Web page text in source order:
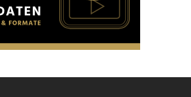
für soziale Medien anbieten
auf unsere Website zu
geben wir Informationen zu Ihrer
und Analysen weiter. Unsere